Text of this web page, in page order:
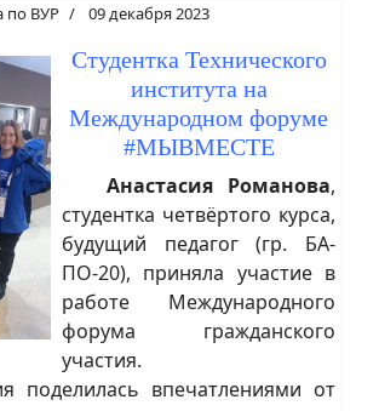
по ВУР 09 декабря 2023
Студентка Технического
института на
Международном форуме
#МЫВМЕСТЕ
Анастасия Романова,
студентка четвёртого курса,
будущий педагог (гр. БА-
ПО-20), приняла участие в
работе Международного
форума гражданского
участия.
поделилась впечатлениями от